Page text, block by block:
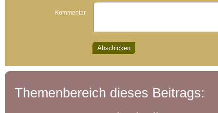
Kommentar
Themenbereich dieses Beitrags: